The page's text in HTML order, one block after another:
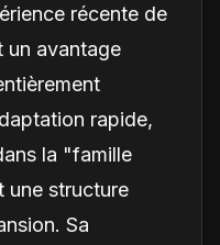
récente de
un avantage
rapide,
la "famille
une structure
Sa